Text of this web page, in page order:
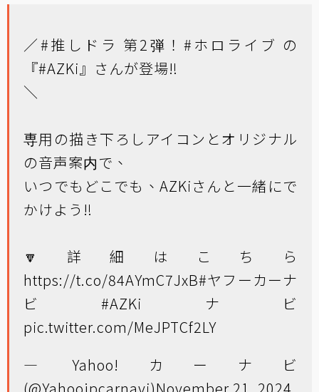
／#推しドラ 第2弾！ #ホロライブ の
『#AZKi 』さんが登場‼️
＼
専用の描き下ろしアイコンとオリジナル
の音声案内で、
いつでもどこでも、AZKiさんと一緒にで
かけよう‼️
🔽詳細はこちら
https://t.co/84AYmC7JxB#ヤフーカーナ
ビ#AZKiナビ
pic.twitter.com/MeJPTCf2LY
— Yahoo!カーナビ